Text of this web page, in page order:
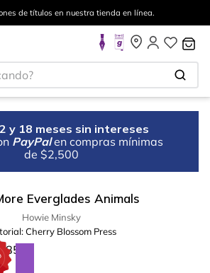
de títulos en nuestra tienda en línea.
y 18 meses sin intereses
PayPal en compras mínimas
de $2,500
Everglades Animals
Howie Minsky
Cherry Blossom Press